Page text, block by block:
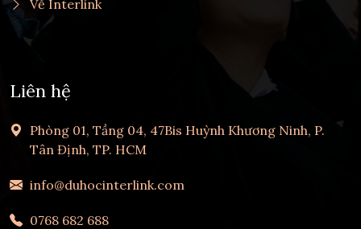
Về Interlink
Liên hệ
Phòng 01, Tầng 04, 47Bis Huỳnh Khương Ninh, P.
Tân Định, TP. HCM
info@duhocinterlink.com
0768 682 688